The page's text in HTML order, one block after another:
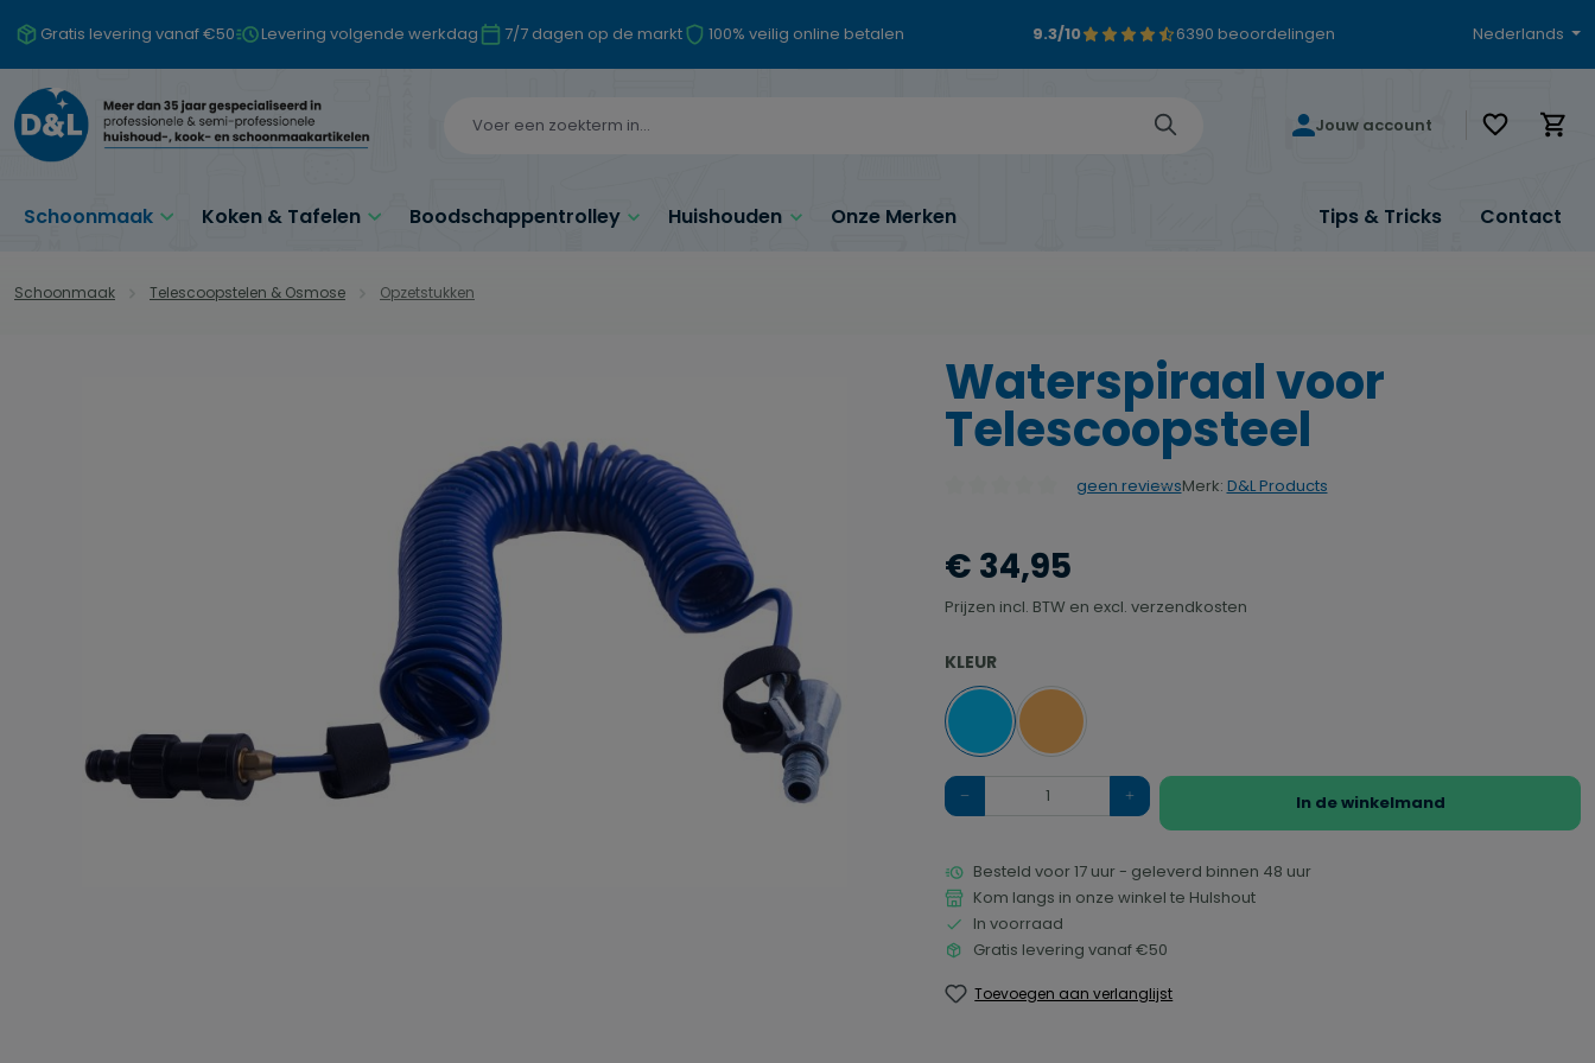
de hoofdinhoud
Ga naar de zoekopdracht
Ga naar de hoofdnavigatie
Gratis levering vanaf €50 Levering volgende werkdag 7/7 dagen op de markt 100% veilig online betalen 9.3/10 6390 beoordelingen Nederlands
Jouw account Je hebt 0
Schoonmaak Koken & Tafelen Boodschappentrolley Huishouden Onze Merken Tips & Tricks Contact
Schoonmaak Telescoopstelen & Osmose Opzetstukken
Waterspiraal voor
Telescoopsteel
geen reviewsMerk: D&L Products
€ 34,95
Prijzen incl. BTW en excl. verzendkosten
SELECTEER
KLEUR
Blauw Oranje
Hoeveelheid
In de winkelmand
Besteld voor 17 uur - geleverd binnen 48 uur
Kom langs in onze winkel te Hulshout
In voorraad
Gratis levering vanaf €50
Toevoegen aan verlanglijst